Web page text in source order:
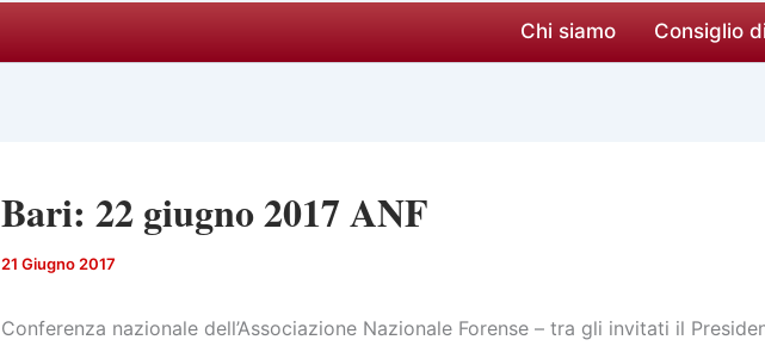
Chi siamo Consiglio
Bari: 22 giugno 2017 ANF
21 Giugno 2017
Conferenza nazionale dell’Associazione Nazionale Forense – tra gli invitati il